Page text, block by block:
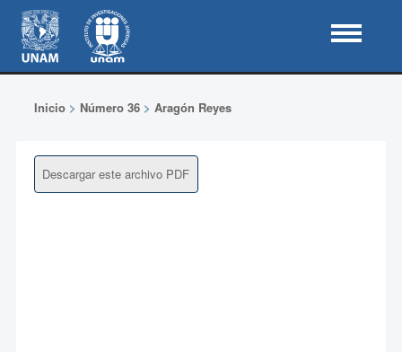
Inicio> Número 36> Aragón Reyes
Descargar este archivo PDF